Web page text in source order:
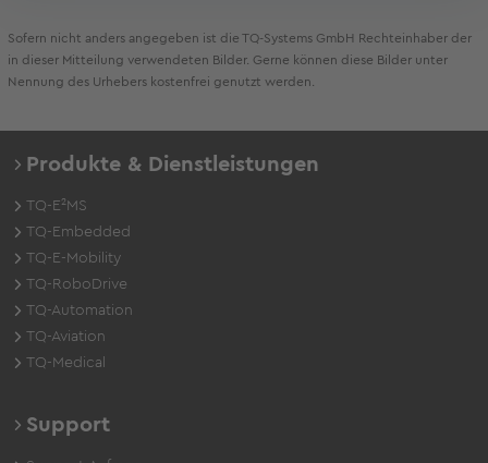
Sofern nicht anders angegeben ist die TQ-Systems GmbH Rechteinhaber der
in dieser Mitteilung verwendeten Bilder. Gerne können diese Bilder unter
Nennung des Urhebers kostenfrei genutzt werden.
Produkte & Dienstleistungen
TQ-E²MS
TQ-Embedded
TQ-E-Mobility
TQ-RoboDrive
TQ-Automation
TQ-Aviation
TQ-Medical
Support